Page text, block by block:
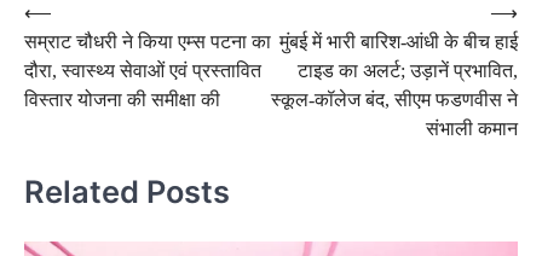
Post
navigation
⟵
सम्राट चौधरी ने किया एम्स पटना का
दौरा, स्वास्थ्य सेवाओं एवं प्रस्तावित
विस्तार योजना की समीक्षा की
मुंबई में भारी बारिश-आंधी के बीच हाई
टाइड का अलर्ट; उड़ानें प्रभावित,
स्कूल-कॉलेज बंद, सीएम फडणवीस ने
संभाली कमान
⟶
Related Posts